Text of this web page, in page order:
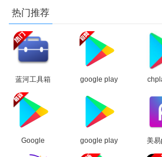
3、选择添加照片
热门推荐
蓝河工具箱
官方下载
2026最新版
google play
方版
Google
Play 谷歌商
google play
商店应用
美
软